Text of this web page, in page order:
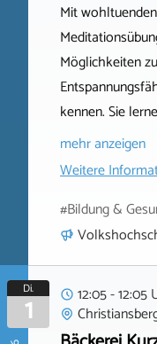
Mit
Möglichkeiten
kennen. Sie
mehr anzeigen
Weitere
#Bildung &
Di.
1
12:05 - 12:05